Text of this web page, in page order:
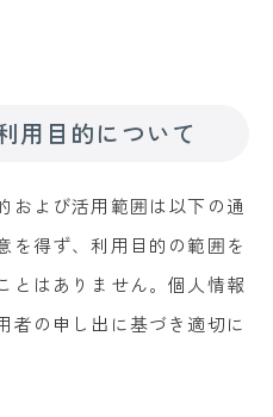
用目的について
および活用範囲は以下の通
を得ず、利用目的の範囲を
とはありません。個人情報
者の申し出に基づき適切に